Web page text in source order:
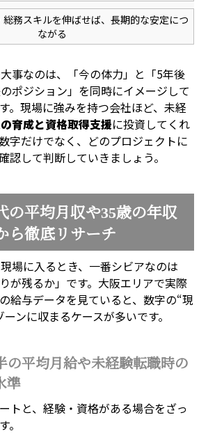
務スキルを伸ばせば、長期的な安定につ
ながる
事なのは、「今の体力」と「5年後
ポジション」を同時にイメージして
。現場に強みを持つ会社ほど、未経
育成と資格取得支援に投資してくれ
字だけでなく、どのプロジェクトに
認して判断していきましょう。
の平均月収や35歳の年収
ら徹底リサーチ
場に入るとき、一番シビアなのは
が残るか」です。大阪エリアで実際
給与データを見ていると、数字の“現
ンに収まるケースが多いです。
の平均月給や未経験転職時の
準
トと、経験・資格がある場合をざっ
。